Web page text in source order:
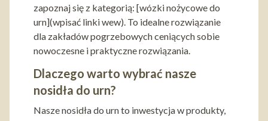
zapoznaj się z kategorią: [wózki nożycowe do
urn](wpisać linki wew). To idealne rozwiązanie
dla zakładów pogrzebowych ceniących sobie
nowoczesne i praktyczne rozwiązania.
Dlaczego warto wybrać nasze
nosidła do urn?
Nasze nosidła do urn to inwestycja w produkty,